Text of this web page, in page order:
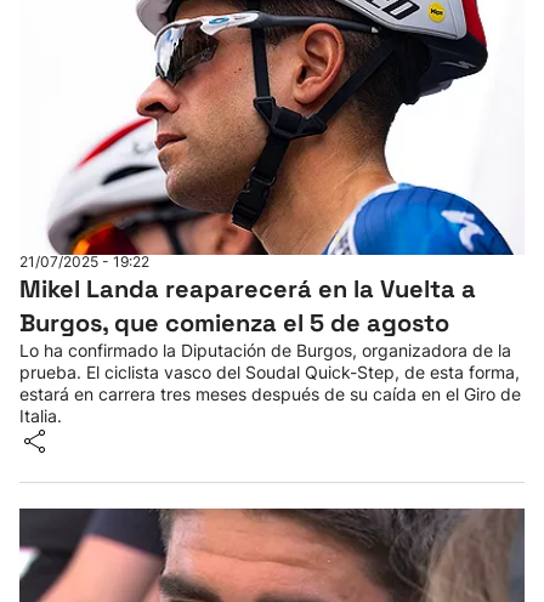
21/07/2025 - 19:22
Mikel Landa reaparecerá en la Vuelta a
Burgos, que comienza el 5 de agosto
Lo ha confirmado la Diputación de Burgos, organizadora de la
prueba. El ciclista vasco del Soudal Quick-Step, de esta forma,
estará en carrera tres meses después de su caída en el Giro de
Italia.